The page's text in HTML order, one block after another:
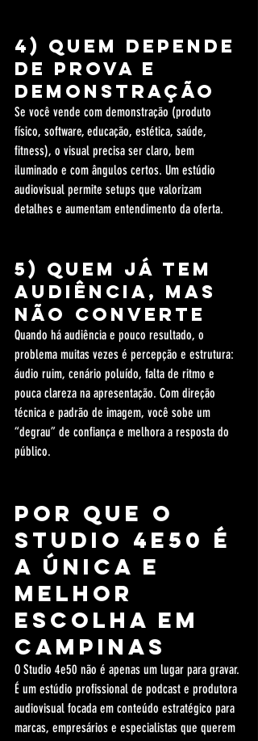
4) Quem depende
de prova e
demonstração
Se você vende com demonstração (produto
físico, software, educação, estética, saúde,
fitness), o visual precisa ser claro, bem
iluminado e com ângulos certos. Um estúdio
audiovisual permite setups que valorizam
detalhes e aumentam entendimento da oferta.
5) Quem já tem
audiência, mas
não converte
Quando há audiência e pouco resultado, o
problema muitas vezes é percepção e estrutura:
áudio ruim, cenário poluído, falta de ritmo e
pouca clareza na apresentação. Com direção
técnica e padrão de imagem, você sobe um
“degrau” de confiança e melhora a resposta do
público.
Por que o
Studio 4e50 é
a ÚNICA e
MELHOR
escolha em
Campinas
O Studio 4e50 não é apenas um lugar para gravar.
É um estúdio profissional de podcast e produtora
audiovisual focada em conteúdo estratégico para
marcas, empresários e especialistas que querem